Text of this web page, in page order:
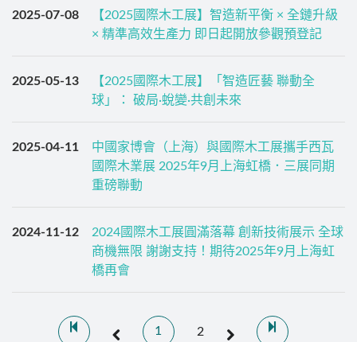
2025-07-08
【2025國際木工展】智造新平衡 × 全鏈升級
× 精準高效生產力 即日起開放參觀預登記
2025-05-13
【2025國際木工展】「智造匠藝 聯動全
球」： 破局·蛻變·共創未來
2025-04-11
中國家博會（上海）與國際木工展攜手西瓦
國際木業展 2025年9月上海虹橋．三展同期
重磅聯動
2024-11-12
2024國際木工展圓滿落幕 創新技術展示 全球
商機無限 謝謝支持！期待2025年9月上海虹
橋再會
1 2